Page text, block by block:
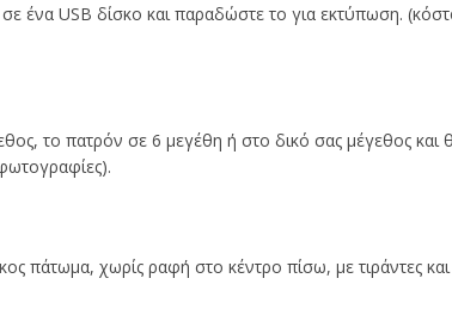
ένα USB δίσκο και παραδώστε το για εκτύπωση.
το πατρόν σε 6 μεγέθη ή στο δικό σας μέγεθος
χωρίς ραφή στο κέντρο πίσω, με τιράντες και